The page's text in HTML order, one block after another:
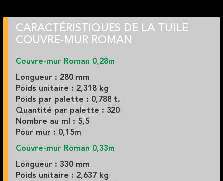
CARACTÉRISTIQUES DE LA TUILE
COUVRE-MUR ROMAN
Couvre-mur Roman 0,28m
Longueur : 280 mm
Poids unitaire : 2,318 kg
Poids par palette : 0,788 t.
Quantité par palette : 320
Nombre au ml : 5,5
Pour mur : 0,15m
Couvre-mur Roman 0,33m
Longueur : 330 mm
Poids unitaire : 2,637 kg